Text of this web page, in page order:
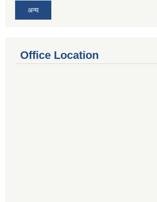
अन्य
Office Location